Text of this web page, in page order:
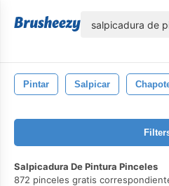
Pintar Salpicar
Salpicadura De Pintura Pinceles
872 pinceles gratis